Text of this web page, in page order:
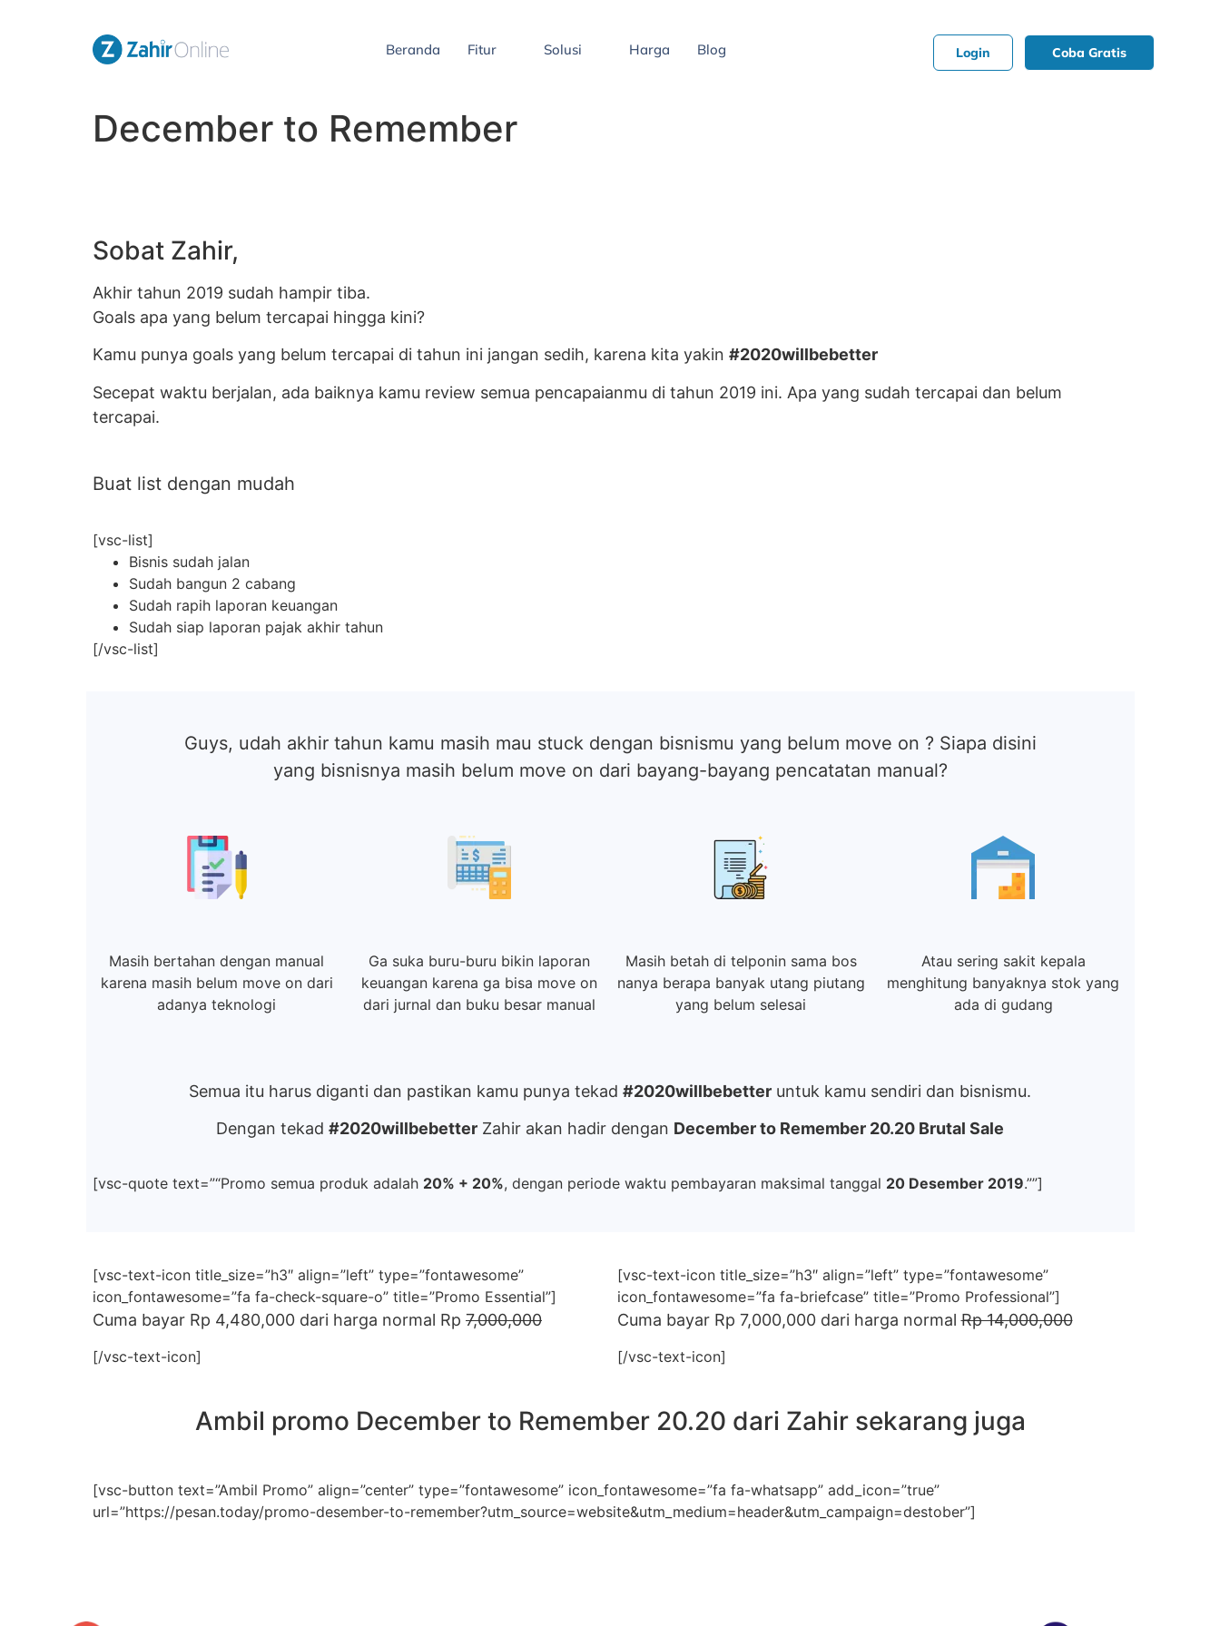
Beranda Fitur Solusi Harga Blog Login Coba Gratis
December to Remember
Sobat Zahir,
Akhir tahun 2019 sudah hampir tiba.
Goals apa yang belum tercapai hingga kini?
Kamu punya goals yang belum tercapai di tahun ini jangan sedih, karena kita yakin #2020willbebetter
Secepat waktu berjalan, ada baiknya kamu review semua pencapaianmu di tahun 2019 ini. Apa yang sudah tercapai dan belum
tercapai.
Buat list dengan mudah
[vsc-list]
Bisnis sudah jalan
Sudah bangun 2 cabang
Sudah rapih laporan keuangan
Sudah siap laporan pajak akhir tahun
[/vsc-list]
Guys, udah akhir tahun kamu masih mau stuck dengan bisnismu yang belum move on ? Siapa disini
yang bisnisnya masih belum move on dari bayang-bayang pencatatan manual?
Masih bertahan dengan manual
karena masih belum move on dari
adanya teknologi
Ga suka buru-buru bikin laporan
keuangan karena ga bisa move on
dari jurnal dan buku besar manual
Masih betah di telponin sama bos
nanya berapa banyak utang piutang
yang belum selesai
Atau sering sakit kepala
menghitung banyaknya stok yang
ada di gudang
Semua itu harus diganti dan pastikan kamu punya tekad #2020willbebetter untuk kamu sendiri dan bisnismu.
Dengan tekad #2020willbebetter Zahir akan hadir dengan December to Remember 20.20 Brutal Sale
[vsc-quote text=”“Promo semua produk adalah 20% + 20%, dengan periode waktu pembayaran maksimal tanggal 20 Desember 2019.””]
[vsc-text-icon title_size=”h3″ align=”left” type=”fontawesome”
icon_fontawesome=”fa fa-check-square-o” title=”Promo Essential”]
Cuma bayar Rp 4,480,000 dari harga normal Rp 7,000,000
[/vsc-text-icon]
[vsc-text-icon title_size=”h3″ align=”left” type=”fontawesome”
icon_fontawesome=”fa fa-briefcase” title=”Promo Professional”]
Cuma bayar Rp 7,000,000 dari harga normalRp 14,000,000
[/vsc-text-icon]
Ambil promo December to Remember 20.20 dari Zahir sekarang juga
[vsc-button text=”Ambil Promo” align=”center” type=”fontawesome” icon_fontawesome=”fa fa-whatsapp” add_icon=”true”
url=”https://pesan.today/promo-desember-to-remember?utm_source=website&utm_medium=header&utm_campaign=destober”]